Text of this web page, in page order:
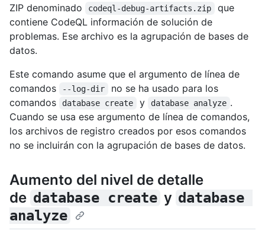
ZIP denominado
codeql-debug-artifacts.zip
que
contiene CodeQL información de solución de
problemas. Ese archivo es la agrupación de bases de
datos.
Este comando asume que el argumento de línea de
comandos
--log-dir
no se ha usado para los
comandos
database create y database analyze .
Cuando se usa ese argumento de línea de comandos,
los archivos de registro creados por esos comandos
no se incluirán con la agrupación de bases de datos.
Aumento del nivel de detalle
de database create y database
analyze